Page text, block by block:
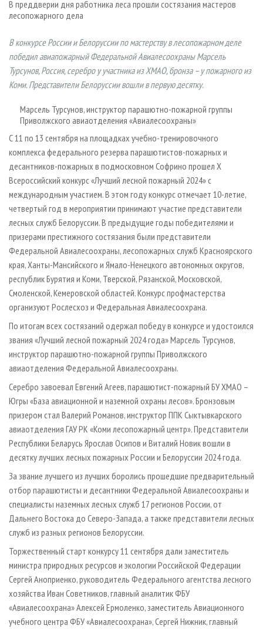
СУШКА ДРЕВЕСИНЫ
ДЕРЕВЯННОЕ ДОМОСТРОЕНИЕ
ПРОИЗВОДСТВО МЕБЕЛИ
БИОЭНЕРГЕТИКА
ЦБП
ИНСТРУМЕНТ И МАТЕРИАЛЫ
ПЕРСОНЫ
ОФИЦИАЛЬНЫЕ ДЕЛЕГАЦИИ
ПРИОРИТЕТНЫЕ ИНВЕСТПРОЕКТЫ
RUSSIAN FORESTRY REVIEW
ГАЗЕТА ЛЕСПРОМФОРУМ
БИБЛИОТЕКА СПЕЦИАЛИСТА
КОНТАКТЫ
РЕКЛАМА
В преддверии дня работника леса прошли состязания мастеров
лесопожарного дела
В конкурсе России и Белоруссии по мастерству в лесопожарном деле
победил авиапожарный Федеральной Авиалесоохраны Марсель
Турсунов, Россия, серебро у участника из ХМАО, бронза – у пожарного из
Коми. Представители Белоруссии вошли в первую десятку.
Марсель Турсунов, инструктор парашютно-пожарной группы
Приволжского авиаотделения «Авиалесоохраны»
С 11 по 13 сентября на площадках учебно-тренировочного
комплекса федерального резерва парашютистов-пожарных и
десантников-пожарных в подмосковном Софрино прошел Х
Всероссийский конкурс «Лучший лесной пожарный 2024» с
международным участием. В этом году конкурс отмечает 10-летие,
четвертый год в мероприятии принимают участие представители
лесных служб Белоруссии. В предыдущие годы победителями и
призерами престижного состязания были представители
Федеральной Авиалесоохраны, лесопожарных служб Красноярского
края, Ханты-Мансийского и Ямало-Ненецкого автономных округов,
республик Бурятия и Коми, Тверской, Рязанской, Московской,
Смоленской, Кемеровской областей. Конкурс профмастерства
организуют Рослесхоз и Федеральная Авиалесоохрана.
По итогам всех состязаний одержал победу в конкурсе и удостоился
звания «Лучший лесной пожарный 2024 года» Марсель Турсунов,
инструктор парашютно-пожарной группы Приволжского
авиаотделения Федеральной Авиалесоохраны.
Серебро завоевал Евгений Агеев, парашютист-пожарный БУ ХМАО –
Югры «База авиационной и наземной охраны лесов». Бронзовым
призером стал Валерий Романов, инструктор ППК Сыктывкарского
авиаотделения ГАУ РК «Коми лесопожарный центр». Представители
Республики Беларусь Ярослав Осипов и Виталий Новик вошли в
десятку лучших лесных пожарных России и Белоруссии 2024 года.
За звание лучшего из лучших боролись прошедшие предварительный
отбор парашютисты и десантники Федеральной Авиалесоохраны и
специалисты наземных лесных служб 17 регионов России, от
Дальнего Востока до Северо-Запада, а также представители лесных
служб из разных регионов Белоруссии.
Торжественный старт конкурсу 11 сентября дали заместитель
министра природных ресурсов и экологии Российской Федерации
Сергей Аноприенко, руководитель Федерального агентства лесного
хозяйства Иван Советников, главный аналитик ФБУ
«Авиалесоохрана» Алексей Ермоленко, заместитель Авиационного
учебного центра ФБУ «Авиалесоохрана», Сергей Нижник, главный